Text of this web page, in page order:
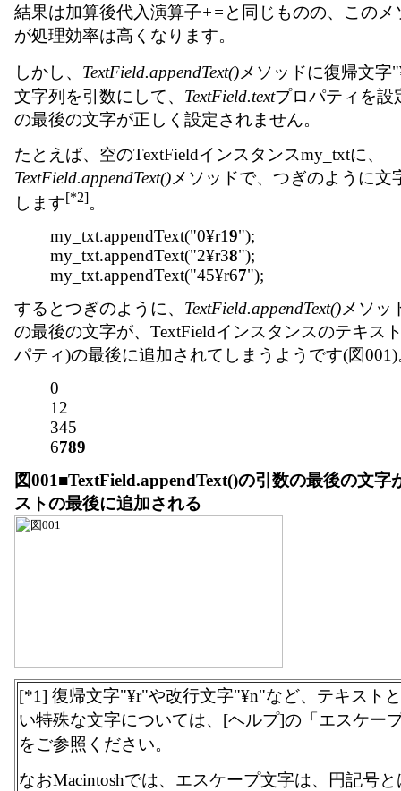
結果は加算後代入演算子+= と同じものの、この
が処理効率は高くなります。
しかし、 TextField.appendText()メソッドに復帰文字
文字列を引数にして、 TextField.textプロパティを設
の最後の文字が正しく設定されません。
たとえば、空のTextFieldインスタンスmy_txtに、
TextField.appendText()メソッドで、つぎのように文
します[*2]。
my_txt.appendText("0¥r19");
my_txt.appendText("2¥r38");
my_txt.appendText("45¥r67");
するとつぎのように、 TextField.appendText()メソッ
の最後の文字が、TextFieldインスタンスのテキス
パティ)の最後に追加されてしまうようです(図001)
0
12
345
6789
図001■TextField.appendText()の引数の最後の文字
ストの最後に追加される
[*1] 復帰文字"¥r"や改行文字"¥n"など、テキスト
い特殊な文字については、[ヘルプ]の「エスケー
をご参照ください。
なおMacintoshでは、エスケープ文字は、円記号